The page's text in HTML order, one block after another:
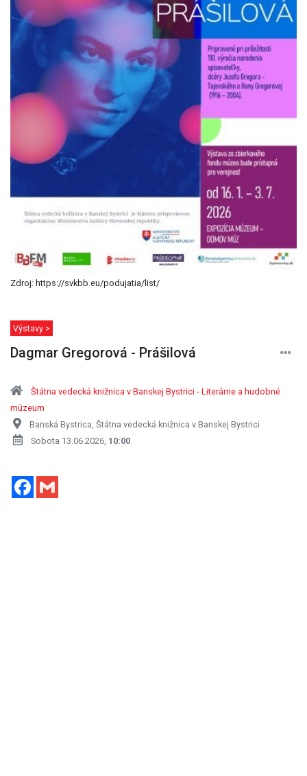
Zdroj: https://svkbb.eu/podujatia/list/
Výstavy >
Dagmar Gregorová - Prášilová
Štátna vedecká knižnica v Banskej Bystrici - Literárne a hudobné
múzeum
Banská Bystrica, Štátna vedecká knižnica v Banskej Bystrici
Sobota 13.06.2026, 10:00
Facebook